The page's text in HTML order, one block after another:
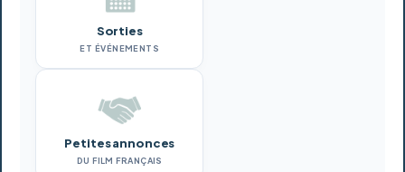
Sorties
ET ÉVÉNEMENTS
Petites annonces
DU FILM FRANÇAIS